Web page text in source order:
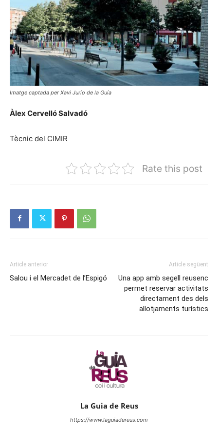
Imatge captada per Xavi Jurío de la Guía
Àlex Cervelló Salvadó
Tècnic del CIMIR
Rate this post
Article anterior
Salou i el Mercadet de l’Espigó
Article següent
Una app amb segell reusenc
permet reservar activitats
directament des dels
allotjaments turístics
La Guia de Reus
https://www.laguiadereus.com